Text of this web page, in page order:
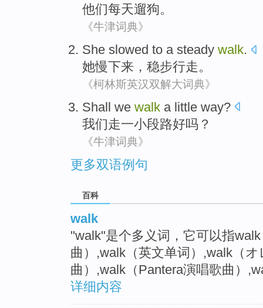
他们每天遛狗。
《牛津词典》
She slowed to a steady walk.
她慢下来， 稳步行走。
《柯林斯英汉双解大词典》
Shall we walk a little way?
我们走一小段路好吗？
《牛津词典》
更多双语例句
百科
walk
"walk"是个多义词，它可以指
曲）,walk（英文单词）,walk（
曲）,walk（Pantera演唱歌曲）
详细内容